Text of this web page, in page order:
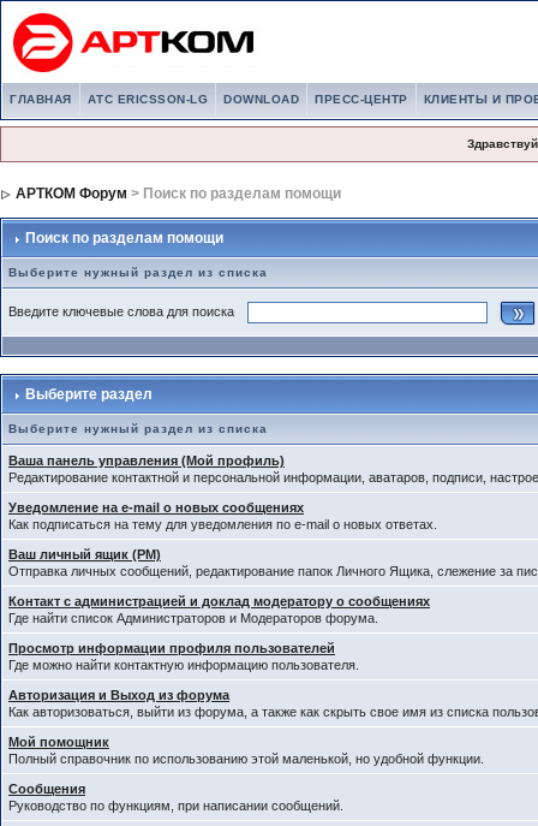
ГЛАВНАЯ АТС ERICSSON-LG DOWNLOAD ПРЕСС-ЦЕНТР КЛИЕНТЫ И
АРТКОМ Форум > Поиск по разделам помощи
Поиск по разделам помощи
Выберите нужный раздел из списка
Введите ключевые слова для поиска
Выберите раздел
Выберите нужный раздел из списка
Ваша панель управления (Мой профиль)
Редактирование контактной и персональной информации, аватаров, подписи,
Уведомление на e-mail о новых сообщениях
Как подписаться на тему для уведомления по e-mail о новых ответах.
Ваш личный ящик (PM)
Отправка личных сообщений, редактирование папок Личного Ящика, слежение за
Контакт с администрацией и доклад модератору о сообщениях
Где найти список Администраторов и Модераторов форума.
Просмотр информации профиля пользователей
Где можно найти контактную информацию пользователя.
Авторизация и Выход из форума
Как авторизоваться, выйти из форума, а также как скрыть свое имя из списка
Мой помощник
Полный справочник по использованию этой маленькой, но удобной функции.
Сообщения
Руководство по функциям, при написании сообщений.